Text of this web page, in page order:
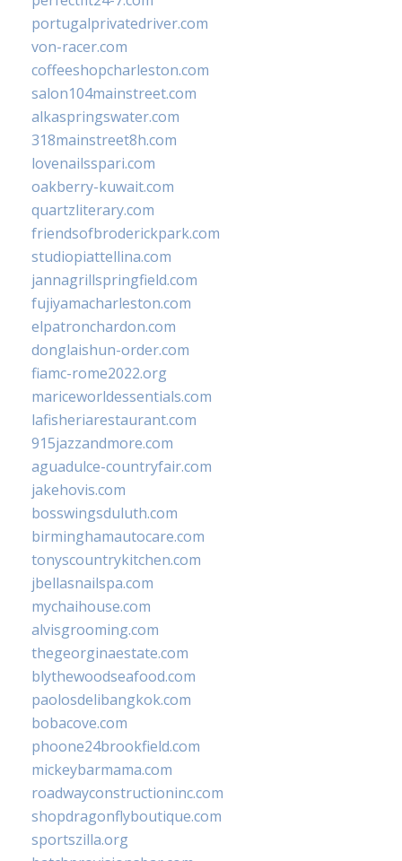
portugalprivatedriver.com
von-racer.com
coffeeshopcharleston.com
salon104mainstreet.com
alkaspringswater.com
318mainstreet8h.com
lovenailsspari.com
oakberry-kuwait.com
quartzliterary.com
friendsofbroderickpark.com
studiopiattellina.com
jannagrillspringfield.com
fujiyamacharleston.com
elpatronchardon.com
donglaishun-order.com
fiamc-rome2022.org
mariceworldessentials.com
lafisheriarestaurant.com
915jazzandmore.com
aguadulce-countryfair.com
jakehovis.com
bosswingsduluth.com
birminghamautocare.com
tonyscountrykitchen.com
jbellasnailspa.com
mychaihouse.com
alvisgrooming.com
thegeorginaestate.com
blythewoodseafood.com
paolosdelibangkok.com
bobacove.com
phoone24brookfield.com
mickeybarmama.com
roadwayconstructioninc.com
shopdragonflyboutique.com
sportszilla.org